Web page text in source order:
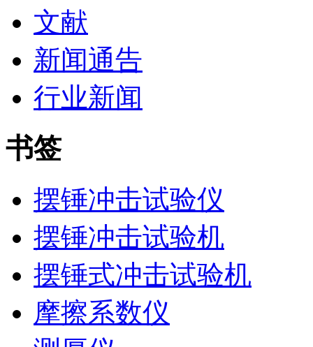
文献
新闻通告
行业新闻
书签
摆锤冲击试验仪
摆锤冲击试验机
摆锤式冲击试验机
摩擦系数仪